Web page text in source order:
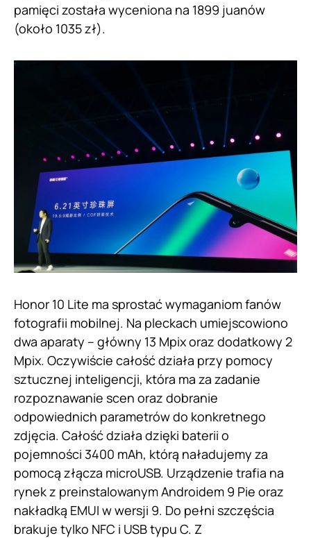
pamięci została wyceniona na 1899 juanów
(około 1035 zł).
Honor 10 Lite ma sprostać wymaganiom fanów
fotografii mobilnej. Na pleckach umiejscowiono
dwa aparaty – główny 13 Mpix oraz dodatkowy 2
Mpix. Oczywiście całość działa przy pomocy
sztucznej inteligencji, która ma za zadanie
rozpoznawanie scen oraz dobranie
odpowiednich parametrów do konkretnego
zdjęcia. Całość działa dzięki baterii o
pojemności 3400 mAh, którą naładujemy za
pomocą złącza microUSB. Urządzenie trafia na
rynek z preinstalowanym Androidem 9 Pie oraz
nakładką EMUI w wersji 9. Do pełni szczęścia
brakuje tylko NFC i USB typu C. Z